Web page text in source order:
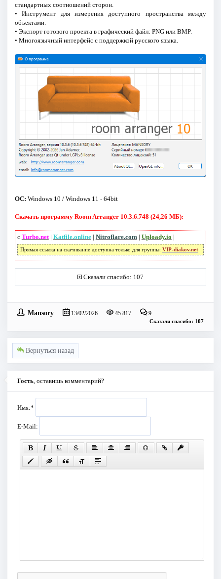
стандартных соотношений сторон.
• Инструмент для измерения доступного пространства между
объектами.
• Экспорт готового проекта в графический файл: PNG или BMP.
• Многоязычный интерфейс с поддержкой русского языка.
ОС: Windows 10 / Windows 11 - 64bit
Скачать программу Room Arranger 10.3.6.748 (24,26 МБ):
с Turbo.net| Katfile.online| Nitroflare.com| Uploady.io |
Прямая ссылка на скачивание доступна только для группы: VIP-diakov.net
Сказали спасибо: 107
Mansory 13/02/2026 45 817 9
Сказали спасибо: 107
Вернуться назад
Гость, оставишь комментарий?
Имя:*
E-Mail: